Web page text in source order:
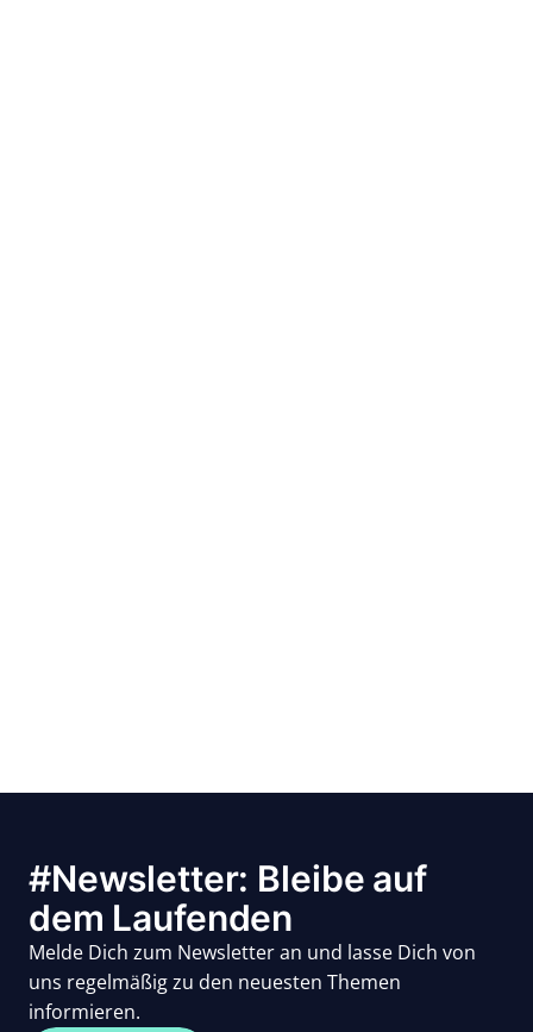
#Newsletter: Bleibe auf
dem Laufenden
Melde Dich zum Newsletter an und lasse Dich von
uns regelmäßig zu den neuesten Themen
informieren.